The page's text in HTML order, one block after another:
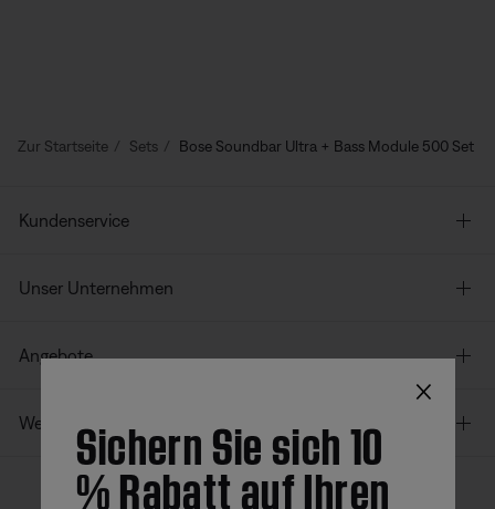
Zur Startseite Sets Bose Soundbar Ultra + Bass Module 500 Set
Kundenservice
Unser Unternehmen
Angebote
Weitere Links
×
Sichern Sie sich 10
% Rabatt auf Ihren